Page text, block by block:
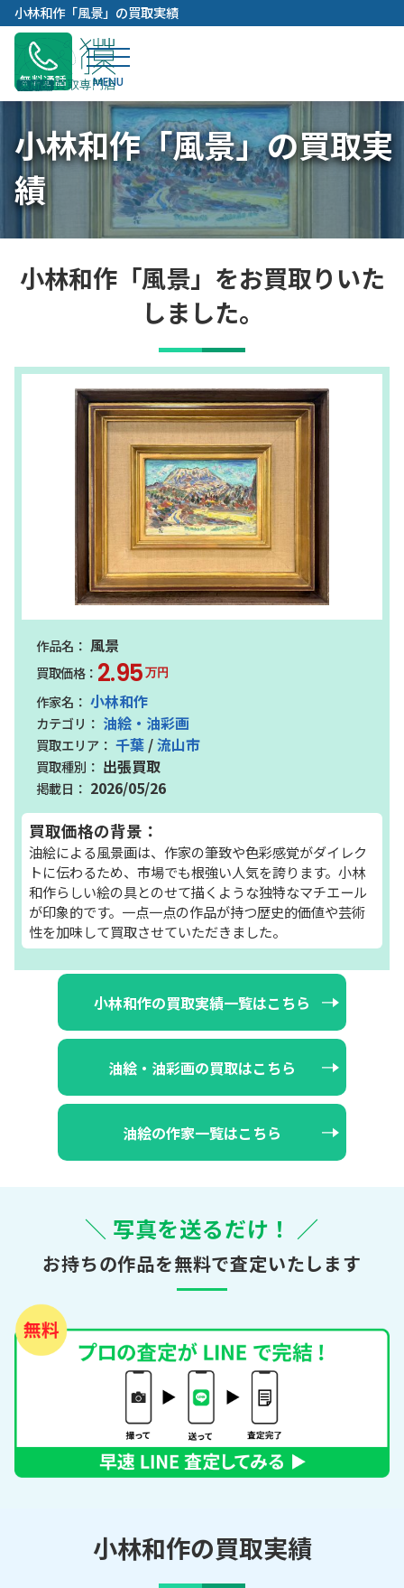
容
キ
ッ
プ
小林和作「風景」の買取実績
無料通話
小林和作「風景」の買取実
績
小林和作「風景」をお買取りいた
しました。
風景
2.95万円
小林和作
油絵・油彩画
千葉 /流山市
出張買取
2026/05/26
買取価格の背景：
油絵による風景画は、作家の筆致や色彩感覚がダイレク
トに伝わるため、市場でも根強い人気を誇ります。小林
和作らしい絵の具とのせて描くような独特なマチエール
が印象的です。一点一点の作品が持つ歴史的価値や芸術
性を加味して買取させていただきました。
小林和作の買取実績一覧はこちら
油絵・油彩画の買取はこちら
油絵の作家一覧はこちら
＼ 写真を送るだけ！ ／
お持ちの作品を無料で査定いたします
小林和作の買取実績